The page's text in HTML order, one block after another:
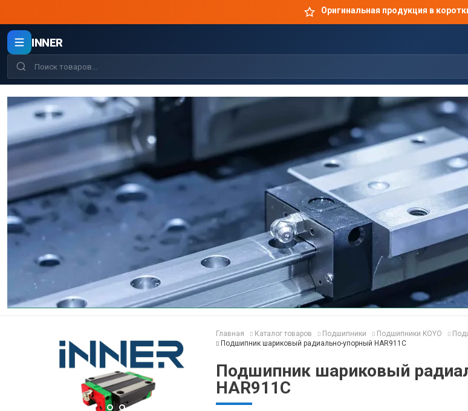
Оригинальная продукция в
INNER
Главная Каталог товаров Подшипники Подшипники KOYO
Подшипник шариковый радиально-упорный HAR911C
Подшипник шариковый
HAR911C